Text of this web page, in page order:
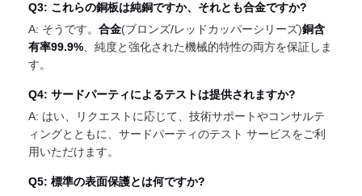
Q3: これらの銅板は純銅ですか、それとも合金ですか?
A: そうです。 合金(ブロンズ/レッドカッパーシリーズ)銅含
有率99.9%、純度と強化された機械的特性の両方を保証しま
す。
Q4: サードパーティによるテストは提供されますか?
A: はい、リクエストに応じて、技術サポートやコンサルテ
ィングとともに、サードパーティのテスト サービスをご利
用いただけます。
Q5: 標準の表面保護とは何ですか?